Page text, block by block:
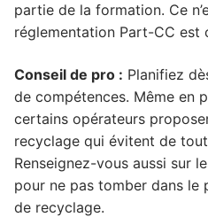
partie de la formation. Ce
réglementation Part-CC est
Conseil de pro : Planifiez
de compétences. Même en
certains opérateurs
recyclage qui évitent de
Renseignez-vous aussi sur
pour ne pas tomber dans le
de recyclage.